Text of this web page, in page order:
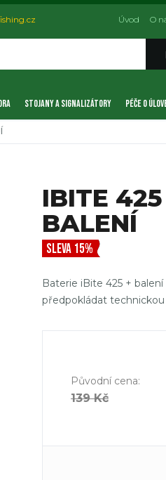
Úvod O
STOJANY A SIGNALIZÁTORY PÉČE O
IBITE
BALENÍ
SLEVA 15%
Baterie iBite 425 +
předpokládat technickou
Původní cena:
139 Kč